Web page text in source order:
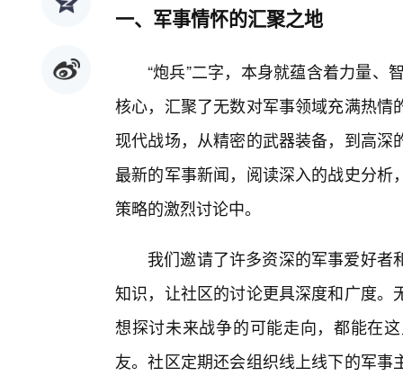
一、军事情怀的汇聚之地
“炮兵”二字，本身就蕴含着力量、
核心，汇聚了无数对军事领域充满热
现代战场，从精密的武器装备，到高
最新的军事新闻，阅读深入的战史分
策略的激烈讨论中。
我们邀请了许多资深的军事爱好
知识，让社区的讨论更具深度和广度
想探讨未来战争的可能走向，都能在
友。社区定期还会组织线上线下的军